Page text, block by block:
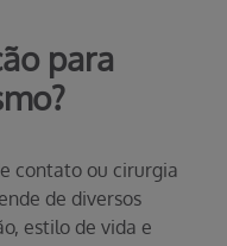
para
contato ou cirurgia
de diversos
estilo de vida e